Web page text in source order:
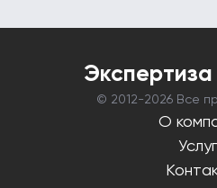
© 2012-2026 Все
О